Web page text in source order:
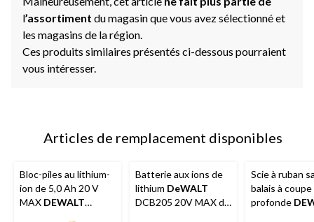
l’assortiment du magasin que vous avez sélectionné et
les magasins de la région.
Ces produits similaires présentés ci-dessous pourraient
vous intéresser.
Articles de remplacement disponibles
Bloc-piles au lithium-
ion de 5,0 Ah 20 V
MAX DEWALT
Batterie aux ions de
lithium DeWALT
DCB205 20V MAX de
Scie à ruban
balais à coupe
profonde